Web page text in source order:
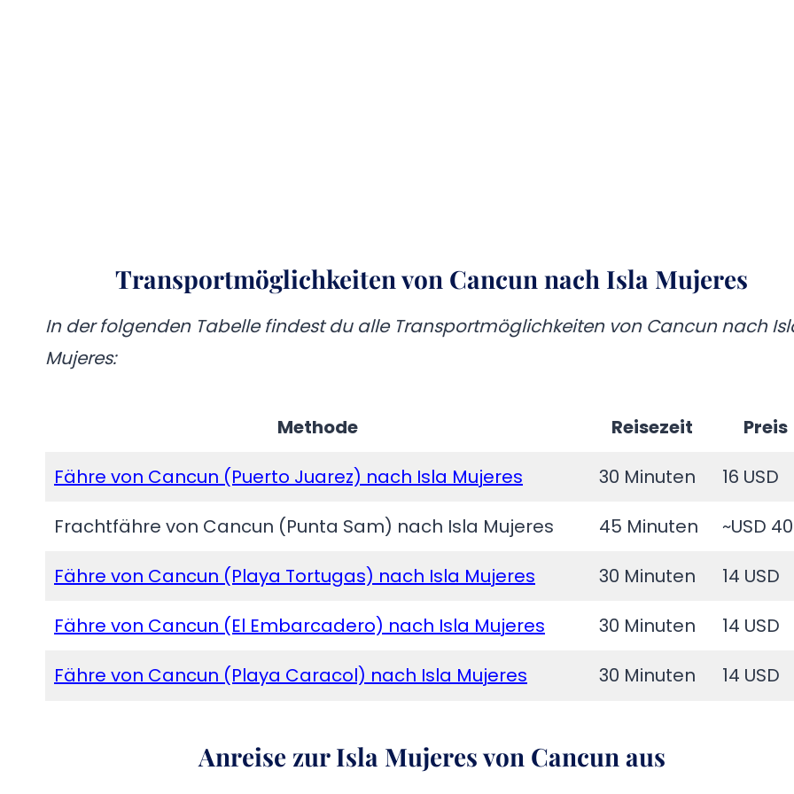
Transportmöglichkeiten von Cancun nach Isla Mujeres
In der folgenden Tabelle findest du alle Transportmöglichkeiten von Cancun nach
Mujeres:
Methode Reisezeit
Preis
Fähre von Cancun (Puerto Juarez) nach Isla Mujeres
30 Minuten
16 USD
Frachtfähre von Cancun (Punta Sam) nach Isla Mujeres
45 Minuten
~USD
Fähre von Cancun (Playa Tortugas) nach Isla Mujeres
30 Minuten
14 USD
Fähre von Cancun (El Embarcadero) nach Isla Mujeres
30 Minuten
14 USD
Fähre von Cancun (Playa Caracol) nach Isla Mujeres
30 Minuten 14 USD
Anreise zur Isla Mujeres von Cancun aus